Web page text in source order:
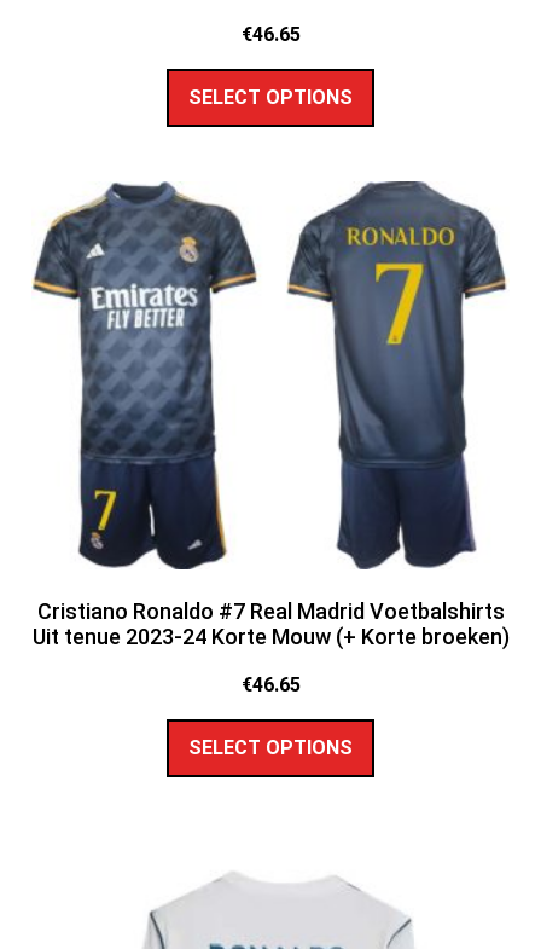
€46.65
SELECT OPTIONS
Cristiano Ronaldo #7 Real Madrid Voetbalshirts
Uit tenue 2023-24 Korte Mouw (+ Korte broeken)
€46.65
SELECT OPTIONS